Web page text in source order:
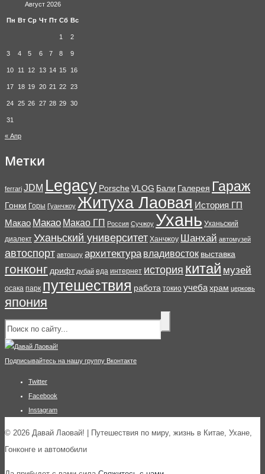
Август 2026
Пн Вт Ср Чт Пт Сб Вс
1 2
3 4 5 6 7 8 9
10 11 12 13 14 15 16
17 18 19 20 21 22 23
24 25 26 27 28 29 30
31
« Апр
Метки
ferrari JDM Legacy Porsche VLOG Бали Галерея Гараж
Гонки Горы Гуанчжоу Житуха Лаовая История ГП
Макао Макао Макао ГП Россия Сучжоу Ухань Уханьский
диалект Уханьский университет Ханчжоу Шанхай автомузей
автоспорт автошоу архитектура владивосток выставка
гонконг дрифт дубай еда интернет история китай музей
осака парк путешествия работа токио учебахрам церковь
япония
Подписывайтесь на нашу группу Вконтакте
Twitter
Facebook
Instagram
© 2026 Давай Лаовай! | Путешествия по миру, жизнь в Китае, Ухане,
Гонконге и автомобили